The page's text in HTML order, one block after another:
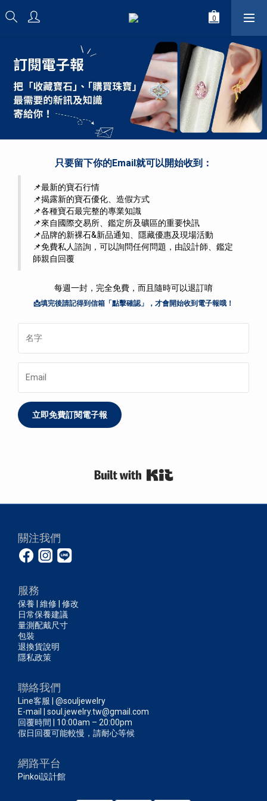
只要留下你的Email就可以開始收到：
📌最新的寶石行情
📌揭露新的寶石優化、造假方式
📌各種寶石最完整的專業知識
📌來自國際交易所、鑑定所及礦區的重要快訊
📌品牌的新裸石&新品通知、隱藏優惠及現場活動
📌免費私人諮詢，可以詢問任何問題，由設計師、鑑定
師親自回覆
每週一封，完全免費，而且隨時可以退訂唷
📩填完後請記得到信箱「點擊確認」，才會開始收到電子報哦！
立即免費訂閱電子報
關注我們
服務
保養 | 維修 | 修改
日常保養建議
量測配戴尺寸
包裝
退換貨說明
隱私政策
聯絡我們
Line客服 | @souljewelry
E-mail | soul.jewelry.tw@gmail.com
回覆時間 | 10:00am – 20:00pm
假日回覆可能較慢，請耐心等候
網路平台
Pinkoi設計館